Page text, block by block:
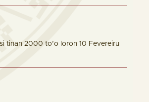
tinan 2000 to’o loron 10 Fevereiru